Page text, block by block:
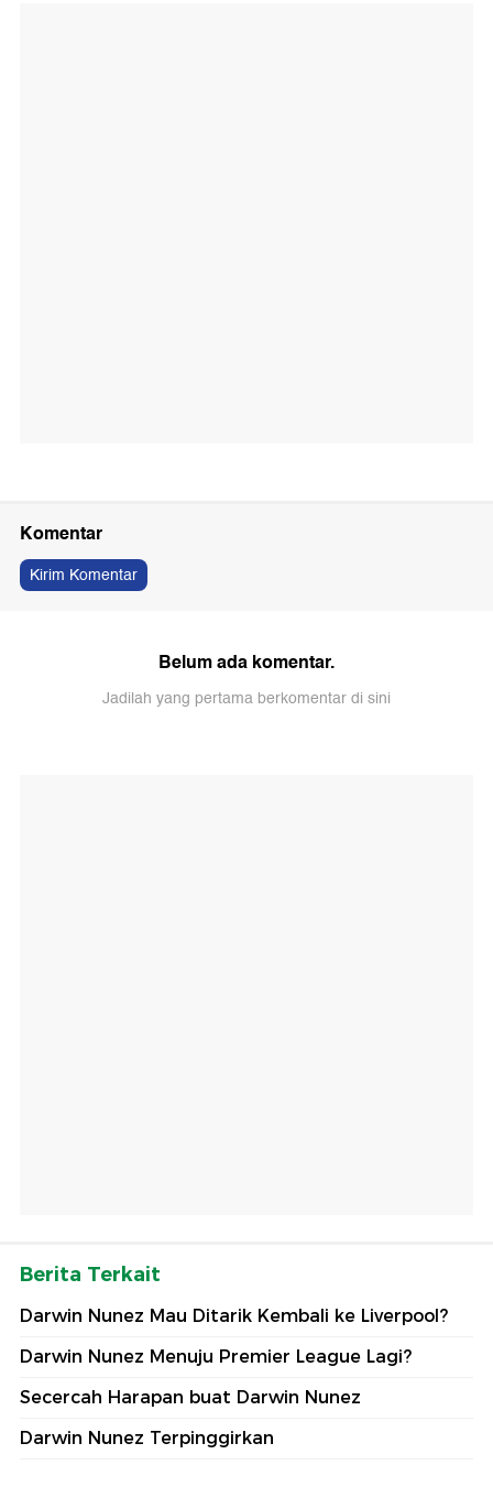
Komentar
Kirim Komentar
Belum ada komentar.
Jadilah yang pertama berkomentar di sini
Berita Terkait
Darwin Nunez Mau Ditarik Kembali ke Liverpool?
Darwin Nunez Menuju Premier League Lagi?
Secercah Harapan buat Darwin Nunez
Darwin Nunez Terpinggirkan